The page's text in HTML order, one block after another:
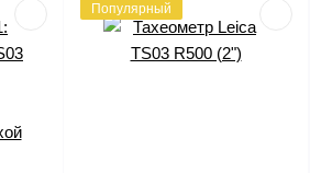
Популярный